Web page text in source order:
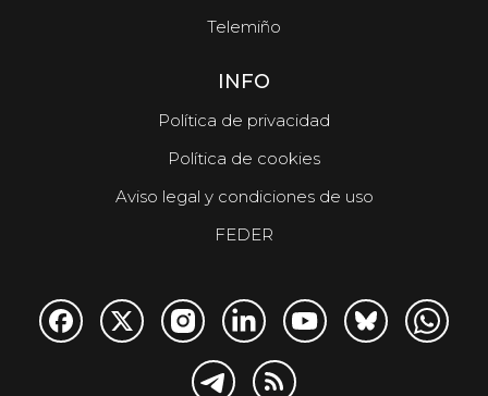
Telemiño
INFO
Política de privacidad
Política de cookies
Aviso legal y condiciones de uso
FEDER